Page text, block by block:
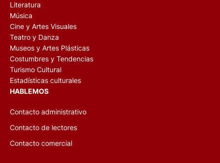
Literatura
Música
Cine y Artes Visuales
Teatro y Danza
Museos y Artes Plásticas
Costumbres y Tendencias
Turismo Cultural
Estadísticas culturales
HABLEMOS
Contacto administrativo
Contacto de lectores
Contacto comercial